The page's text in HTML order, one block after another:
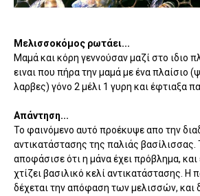
Μελισσοκόμος ρωτάει...
Μαμά και κόρη γεννούσαν μαζί στο ιδιο
ειναι που πήρα την μαμά με ένα πλαίσιο
λαρβες) γόνο 2 μέλι 1 γυρη και έφτιαξα
Απάντηση...
Το φαινόμενο αυτό προέκυψε απο την
αντικατάστασης της παλιάς βασίλισσας.
αποφάσισε ότι η μάνα έχει πρόβλημα, και
χτίζει βασιλικό κελί αντικατάστασης. Η
δέχεται την απόφαση των μελισσών, και